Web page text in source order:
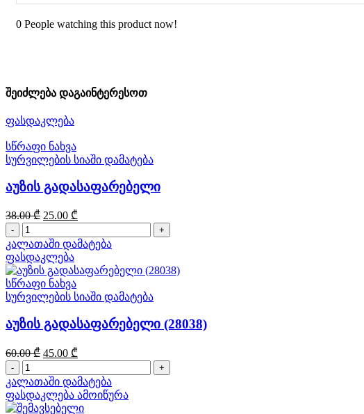
0 People watching this product now!
შეიძლება დაგაინტერესოთ
ფასდაკლება
სწრაფი ნახვა
სურვილების სიაში დამატება
აუზის გადასაფარებელი
38.00₾ Original
price
was:
38.00 ₾.
25.00 ₾
price
is:
25.00 ₾.
რაოდენობა:
აუზის
გადასაფარებელი
კალათაში დამატება
ფასდაკლება
სწრაფი ნახვა
სურვილების სიაში დამატება
აუზის გადასაფარებელი (28038)
60.00₾ Original
price
was:
60.00 ₾.
45.00 ₾
price
is:
45.00 ₾.
რაოდენობა:
აუზის
გადასაფარებელი
(28038)
კალათაში დამატება
ფასდაკლება ამოიწურა